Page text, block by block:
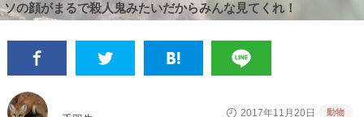
ソの顔がまるで殺人鬼みたいだからみんな見てくれ！
2017年11月20日 動物